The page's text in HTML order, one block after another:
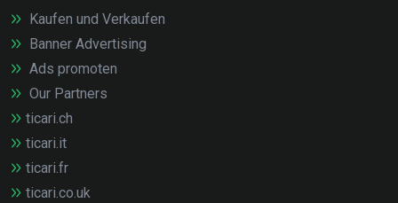
Kaufen und Verkaufen
Banner Advertising
Ads promoten
Our Partners
ticari.ch
ticari.it
ticari.fr
ticari.co.uk